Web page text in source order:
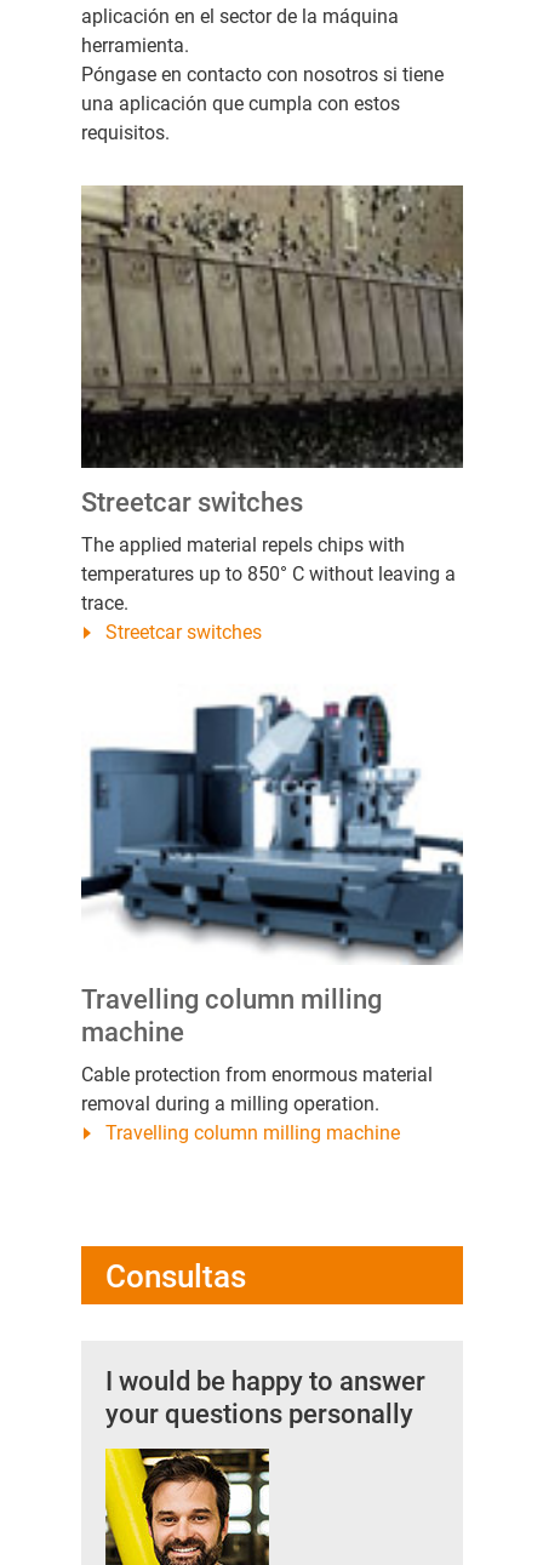
aplicación en el sector de la máquina
herramienta.
Póngase en contacto con nosotros si tiene
una aplicación que cumpla con estos
requisitos.
Streetcar switches
The applied material repels chips with
temperatures up to 850° C without leaving a
trace.
Streetcar switches
Travelling column milling
machine
Cable protection from enormous material
removal during a milling operation.
Travelling column milling machine
Consultas
I would be happy to answer
your questions personally